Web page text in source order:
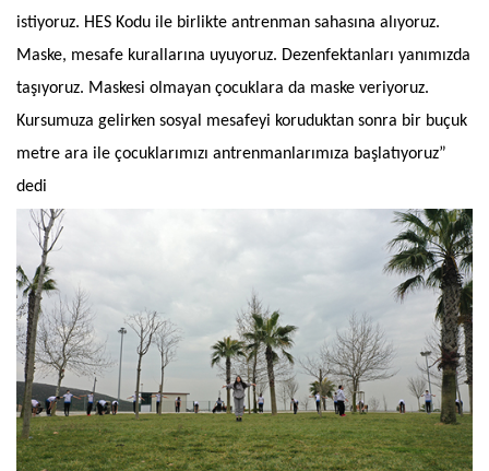
istiyoruz. HES Kodu ile birlikte antrenman sahasına alıyoruz.
Maske, mesafe kurallarına uyuyoruz. Dezenfektanları yanımızda
taşıyoruz. Maskesi olmayan çocuklara da maske veriyoruz.
Kursumuza gelirken sosyal mesafeyi koruduktan sonra bir buçuk
metre ara ile çocuklarımızı antrenmanlarımıza başlatıyoruz”
dedi